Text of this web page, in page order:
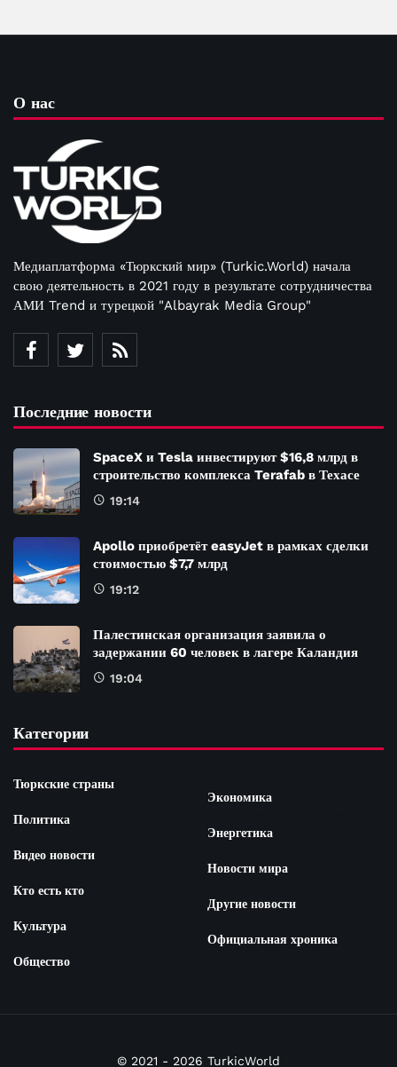
О нас
Медиаплатформа «Тюркский мир» (Turkic.World) начала
свою деятельность в 2021 году в результате сотрудничества
АМИ Trend и турецкой "Albayrak Media Group"
Последние новости
SpaceX и Tesla инвестируют $16,8 млрд в
строительство комплекса Terafab в Техасе
19:14
Apollo приобретёт easyJet в рамках сделки
стоимостью $7,7 млрд
19:12
Палестинская организация заявила о
задержании 60 человек в лагере Каландия
19:04
Категории
Тюркские страны
Политика
Видео новости
Кто есть кто
Культура
Общество
Экономика
Энергетика
Новости мира
Другие новости
Официальная хроника
© 2021 - 2026 TurkicWorld